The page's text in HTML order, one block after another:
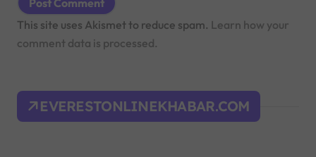
This site uses Akismet to reduce spam. Learn how your
comment data is processed.
EVERESTONLINEKHABAR.COM